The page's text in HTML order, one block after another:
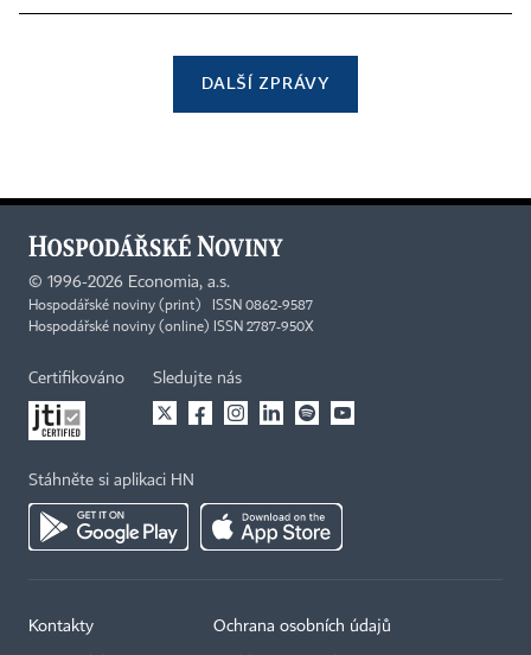
DALŠÍ ZPRÁVY
© 1996-2026 Economia, a.s.
Hospodářské noviny (print) ISSN 0862-9587
Hospodářské noviny (online) ISSN 2787-950X
Certifikováno Sledujte nás
Stáhněte si aplikaci HN
Kontakty Ochrana osobních údajů